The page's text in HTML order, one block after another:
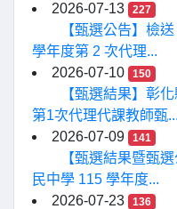
2026-07-13
227
【甄選公告】檢
學年度第 2 次代理...
2026-07-10
150
【甄選結果】彰
第1次代理代課教師甄...
2026-07-09
141
【甄選結果暨甄
民中學 115 學年度...
2026-07-23
136